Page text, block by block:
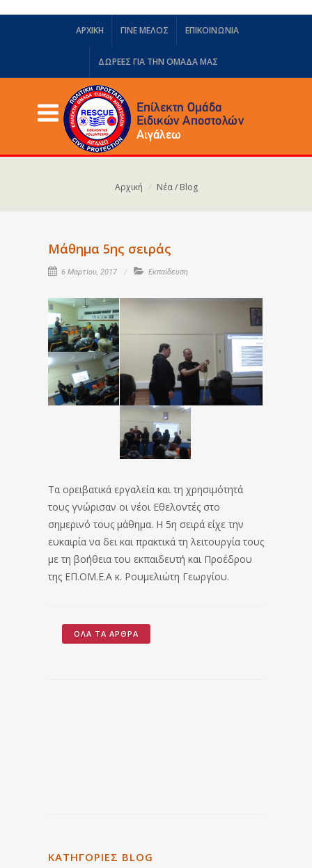
ΑΡΧΙΚΗ ΓΙΝΕ ΜΕΛΟΣ ΕΠΙΚΟΙΝΩΝΙΑ
ΔΩΡΕΈΣ ΓΙΑ ΤΗΝ ΟΜΆΔΑ ΜΑΣ
Αρχική Νέα / Blog
Μάθημα 5ης σειράς
6 Μαρτίου, 2017 Εκπαίδευση
Τα ορειβατικά εργαλεία και τη χρησιμότητά
τους γνώρισαν οι νέοι Εθελοντές στο
σημερινό τους μάθημα. Η 5η σειρά είχε την
ευκαιρία να δει και πρακτικά τη λειτουργία τους
με τη βοήθεια του εκπαιδευτή και Προέδρου
της ΕΠ.ΟΜ.Ε.Α κ. Ρουμελιώτη Γεωργίου.
ΌΛΑ ΤΑ ΆΡΘΡΑ
ΚΑΤΗΓΟΡΙΕΣ BLOG